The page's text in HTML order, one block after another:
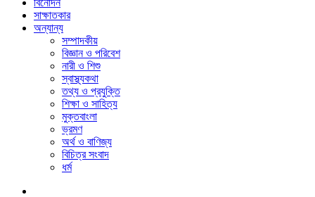
বিনোদন
সাক্ষাতকার
অন্যান্য
সম্পাদকীয়
বিজ্ঞান ও পরিবেশ
নারী ও শিশু
স্বাস্থ্যকথা
তথ্য ও প্রযুক্তি
শিক্ষা ও সাহিত্য
মুক্তবাংলা
ভ্রমণ
অর্থ ও বাণিজ্য
বিচিত্র সংবাদ
ধর্ম